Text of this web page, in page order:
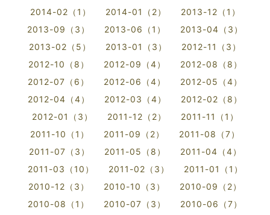
2014-02（1）
2014-01（2）
2013-12（1）
2013-09（3）
2013-06（1）
2013-04（3）
2013-02（5）
2013-01（3）
2012-11（3）
2012-10（8）
2012-09（4）
2012-08（8）
2012-07（6）
2012-06（4）
2012-05（4）
2012-04（4）
2012-03（4）
2012-02（8）
2012-01（3）
2011-12（2）
2011-11（1）
2011-10（1）
2011-09（2）
2011-08（7）
2011-07（3）
2011-05（8）
2011-04（4）
2011-03（10）
2011-02（3）
2011-01（1）
2010-12（3）
2010-10（3）
2010-09（2）
2010-08（1）
2010-07（3）
2010-06（7）